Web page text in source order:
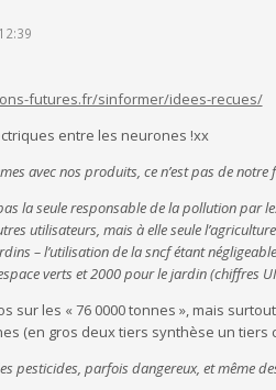
futures.fr/sinformer/idees-recues/
entre les neurones !xx
avec nos produits, ce n’est pas de notre
pas la seule responsable de la pollution par
utilisateurs, mais à elle seule
– l’utilisation de la sncf étant
verts et 2000 pour le jardin (chiffres
sur les « 76 0000 tonnes », mais
(en gros deux tiers synthèse un tiers
pesticides, parfois dangereux, et même